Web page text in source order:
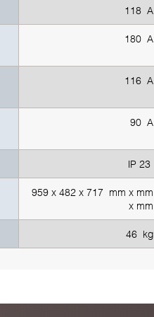
118 A
180 A
116 A
90 A
IP 23
959 x 482 x 717 mm x mm
x mm
46 kg